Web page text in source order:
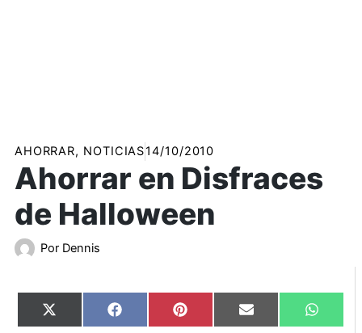
AHORRAR, NOTICIAS14/10/2010
Ahorrar en Disfraces
de Halloween
Por Dennis
Compartir
en
X
(Twitter)
Compartir
en
Facebook Compartir
en
Pinterest Compartir
en
Email
en